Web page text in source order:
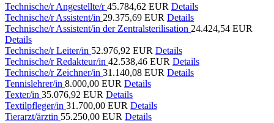
Technische/r Angestellte/r45.784,62 EUR Details
Technische/r Assistent/in 29.375,69 EUR Details
Technische/r Assistent/in der Zentralsterilisation 24.424,54 EUR
Details
Technische/r Leiter/in 52.976,92 EUR Details
Technische/r Redakteur/in 42.538,46 EUR Details
Technische/r Zeichner/in 31.140,08 EUR Details
Tennislehrer/in 8.000,00 EUR Details
Texter/in 35.076,92 EUR Details
Textilpfleger/in 31.700,00 EUR Details
Tierarzt/ärztin 55.250,00 EUR Details